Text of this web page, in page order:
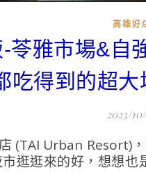
高雄好
苓雅市場&自
吃得到的超
2023/
(TAI Urban Resort)
逛逛來的好，想想